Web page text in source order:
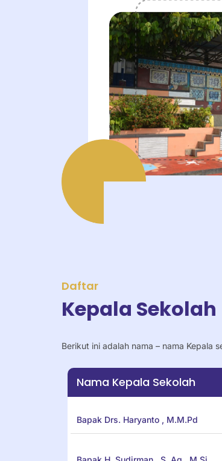
Daftar
Kepala Sekolah
Berikut ini adalah nama – nama Kepala
Nama Kepala Sekolah
Bapak Drs. Haryanto , M.M.Pd